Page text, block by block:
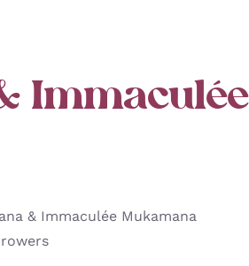
Immaculée
& Immaculée Mukamana